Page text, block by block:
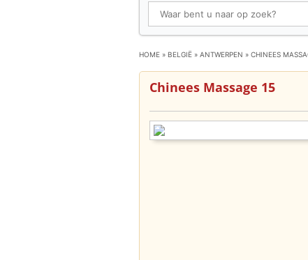
HOME » BELGIË » ANTWERPEN » CHINEES
Chinees Massage 15